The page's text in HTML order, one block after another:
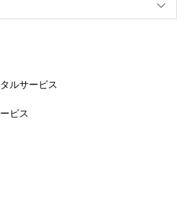
ルサービス
ビス